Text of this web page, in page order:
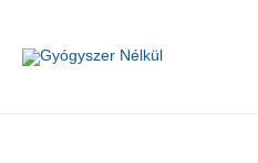
content